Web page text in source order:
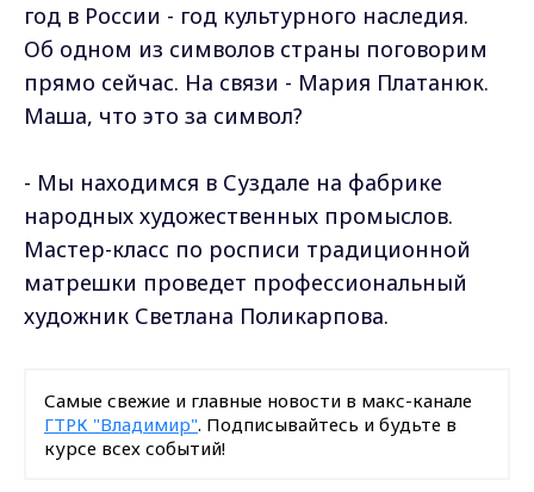
год в России - год культурного наследия.
Об одном из символов страны поговорим
прямо сейчас. На связи - Мария Платанюк.
Маша, что это за символ?
- Мы находимся в Суздале на фабрике
народных художественных промыслов.
Мастер-класс по росписи традиционной
матрешки проведет профессиональный
художник Светлана Поликарпова.
Самые свежие и главные новости в макс-канале
ГТРК "Владимир". Подписывайтесь и будьте в
курсе всех событий!